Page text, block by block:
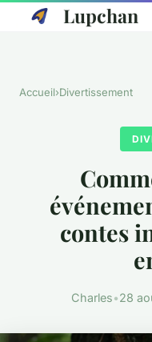
Lupchan
Accueil›Divertissement
contes
Charles•28